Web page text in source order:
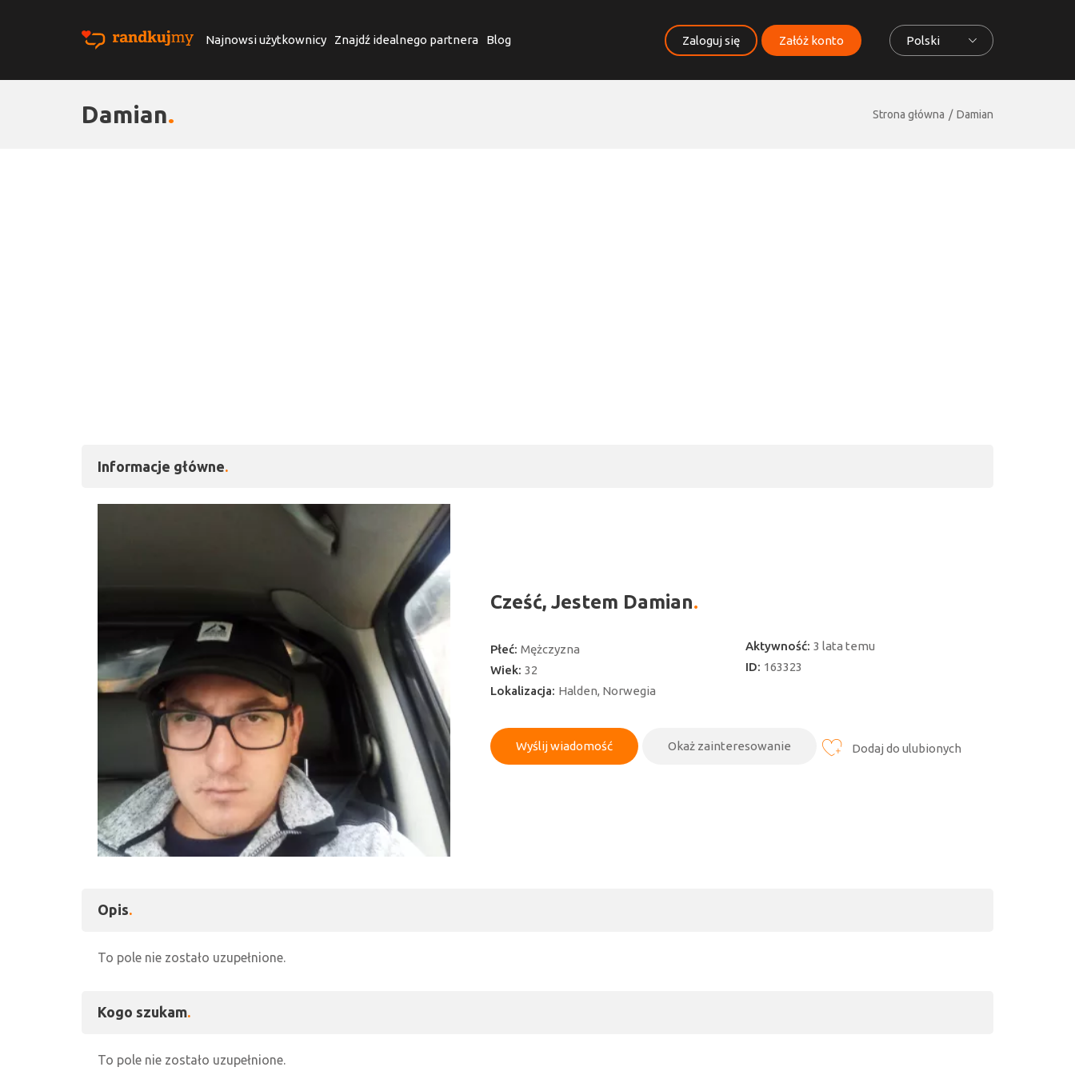
Najnowsi użytkownicy Znajdź idealnego partnera Blog Zaloguj się Załóż konto Polski
Damian Strona główna Damian
Informacje główne
Kliknij, aby powiększyć
1 zdjęć
Cześć, Jestem Damian
Płeć: Mężczyzna
Wiek: 32
Lokalizacja:
Halden, Norwegia
Aktywność:3 lata temu
ID: 163323
Wyślij wiadomość Okaż zainteresowanie Dodaj do ulubionych
Opis
To pole nie zostało uzupełnione.
Kogo szukam
To pole nie zostało uzupełnione.